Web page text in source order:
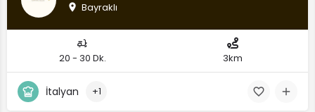
Bayraklı
20 - 30 Dk. 3km
İtalyan +1